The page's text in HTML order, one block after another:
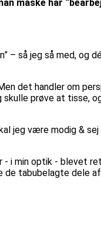
måske har
så jeg så med, og
det handler om
prøve at tisse,
jeg være modig &
- i min optik - blevet
tabubelagte dele af